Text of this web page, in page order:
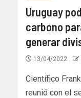
Uruguay
carbono
generar
13/04/2022
Científico
reunió con el